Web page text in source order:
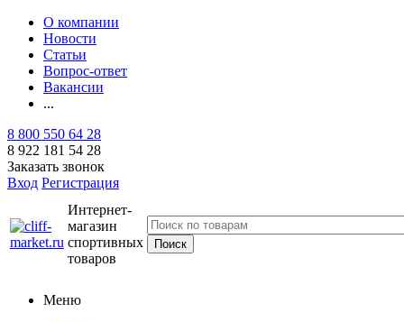
О компании
Новости
Статьи
Вопрос-ответ
Вакансии
...
8 800 550 64 28
8 922 181 54 28
Заказать звонок
Вход Регистрация
Интернет-
магазин
спортивных
товаров
Меню